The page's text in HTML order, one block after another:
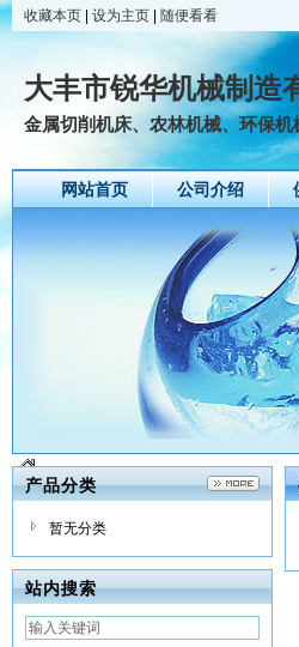
收藏本页 设为主页 随便看看
大丰市锐华机械制造
金属切削机床、农林机械、环保机
网站首页 公司介绍
产品分类
暂无分类
站内搜索